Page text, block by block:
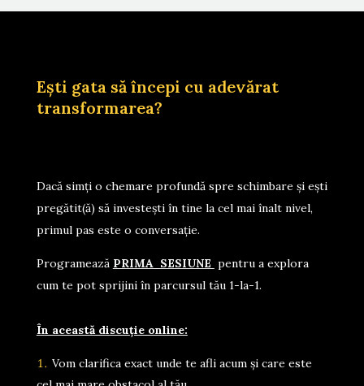
Ești gata să începi cu adevărat
transformarea?
Dacă simți o chemare profundă spre schimbare și ești
pregătit(ă) să investești în tine la cel mai înalt nivel,
primul pas este o conversație.
Programează PRIMA SESIUNE pentru a explora
cum te pot sprijini în parcursul tău 1-la-1.
În această discuție online:
Vom clarifica exact unde te afli acum și care este